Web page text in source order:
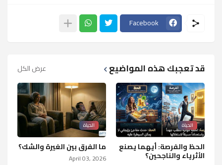
Facebook
قد تعجبك هذه المواضيع عرض الكل
الحياة
الحظ والفرصة: أيهما يصنع
الأثرياء والناجحين؟
الحياة
ما الفرق بين الغيرة والشك؟
April 03, 2026